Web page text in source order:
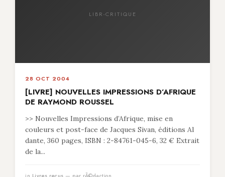
LIBR-CRITIQUE
28 OCT 2004
[LIVRE] NOUVELLES IMPRESSIONS D’AFRIQUE
DE RAYMOND ROUSSEL
>> Nouvelles Impressions d’Afrique, mise en
couleurs et post-face de Jacques Sivan, éditions Al
dante, 360 pages, ISBN : 2-84761-045-6, 32 € Extrait
de la...